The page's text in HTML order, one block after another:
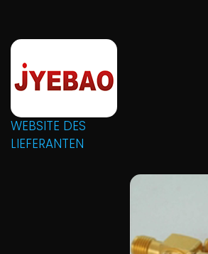
WEBSITE DES
LIEFERANTEN